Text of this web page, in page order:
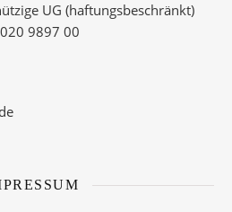
UG (haftungsbeschränkt)
9897 00